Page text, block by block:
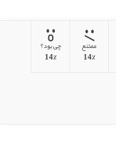
ممتنع
14%
چی بود؟
14%